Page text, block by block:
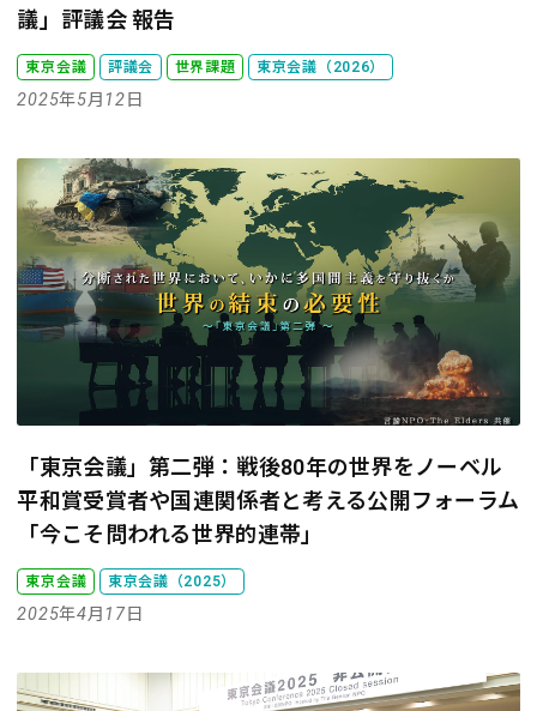
議」評議会 報告
東京会議 評議会 世界課題 東京会議（2026）
2025年5月12日
「東京会議」第二弾：戦後80年の世界をノーベル
平和賞受賞者や国連関係者と考える公開フォーラム
「今こそ問われる世界的連帯」
東京会議 東京会議（2025）
2025年4月17日